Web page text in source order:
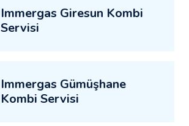
Immergas Giresun Kombi
Servisi
Immergas Gümüşhane
Kombi Servisi